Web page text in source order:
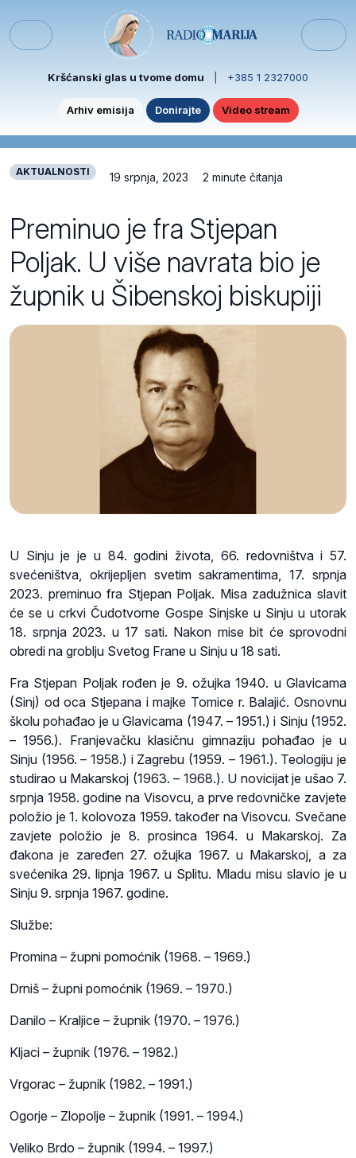
Menu
Kršćanski glas u tvome domu +385 1 2327000
Arhiv emisija Donirajte Video stream
AKTUALNOSTI 19 srpnja, 2023 2 minute čitanja
Preminuo je fra Stjepan
Poljak. U više navrata bio je
župnik u Šibenskoj biskupiji
U Sinju je je u 84. godini života, 66. redovništva i 57.
svećeništva, okrijepljen svetim sakramentima, 17. srpnja
2023. preminuo fra Stjepan Poljak. Misa zadužnica slavit
će se u crkvi Čudotvorne Gospe Sinjske u Sinju u utorak
18. srpnja 2023. u 17 sati. Nakon mise bit će sprovodni
obredi na groblju Svetog Frane u Sinju u 18 sati.
Fra Stjepan Poljak rođen je 9. ožujka 1940. u Glavicama
(Sinj) od oca Stjepana i majke Tomice r. Balajić. Osnovnu
školu pohađao je u Glavicama (1947. – 1951.) i Sinju (1952.
– 1956.). Franjevačku klasičnu gimnaziju pohađao je u
Sinju (1956. – 1958.) i Zagrebu (1959. – 1961.). Teologiju je
studirao u Makarskoj (1963. – 1968.). U novicijat je ušao 7.
srpnja 1958. godine na Visovcu, a prve redovničke zavjete
položio je 1. kolovoza 1959. također na Visovcu. Svečane
zavjete položio je 8. prosinca 1964. u Makarskoj. Za
đakona je zaređen 27. ožujka 1967. u Makarskoj, a za
svećenika 29. lipnja 1967. u Splitu. Mladu misu slavio je u
Sinju 9. srpnja 1967. godine.
Službe:
Promina – župni pomoćnik (1968. – 1969.)
Drniš – župni pomoćnik (1969. – 1970.)
Danilo – Kraljice – župnik (1970. – 1976.)
Kljaci – župnik (1976. – 1982.)
Vrgorac – župnik (1982. – 1991.)
Ogorje – Zlopolje – župnik (1991. – 1994.)
Veliko Brdo – župnik (1994. – 1997.)